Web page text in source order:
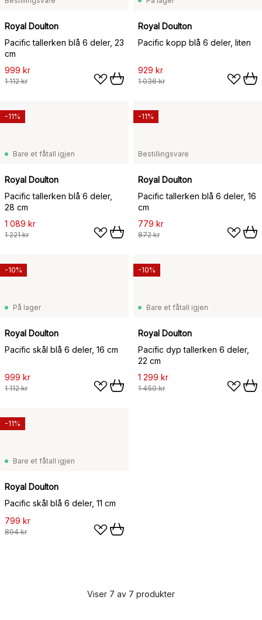
Royal Doulton
Pacific tallerken blå 6 deler, 23
cm
999 kr
1 112 kr
Royal Doulton
Pacific kopp blå 6 deler, liten
929 kr
1 036 kr
Bare et fåtall igjen
Royal Doulton
Pacific tallerken blå 6 deler,
28 cm
1 089 kr
1 221 kr
-11%
Bestillingsvare
Royal Doulton
Pacific tallerken blå 6 deler, 16
cm
779 kr
872 kr
-11%
På lager
Royal Doulton
Pacific skål blå 6 deler, 16 cm
999 kr
1 112 kr
-10%
Bare et fåtall igjen
Royal Doulton
Pacific dyp tallerken 6 deler,
22 cm
1 299 kr
1 450 kr
-10%
Bare et fåtall igjen
Royal Doulton
Pacific skål blå 6 deler, 11 cm
799 kr
894 kr
-11%
Viser 7 av 7 produkter